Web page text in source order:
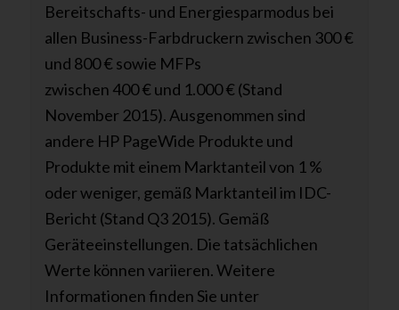
Bereitschafts- und Energiesparmodus bei
allen Business-Farbdruckern zwischen 300 €
und 800 € sowie MFPs
zwischen 400 € und 1.000 € (Stand
November 2015). Ausgenommen sind
andere HP PageWide Produkte und
Produkte mit einem Marktanteil von 1 %
oder weniger, gemäß Marktanteil im IDC-
Bericht (Stand Q3 2015). Gemäß
Geräteeinstellungen. Die tatsächlichen
Werte können variieren. Weitere
Informationen finden Sie unter